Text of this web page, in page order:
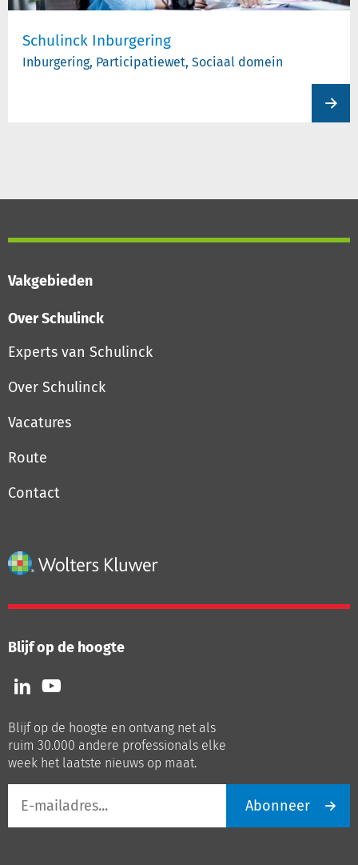
Schulinck Inburgering
Inburgering, Participatiewet, Sociaal domein
Vakgebieden
Over Schulinck
Experts van Schulinck
Over Schulinck
Vacatures
Route
Contact
Blijf op de hoogte
Volg
ons
LinkedIn
Volg
ons
Youtube
Blijf op de hoogte en ontvang net als
ruim 30.000 andere professionals elke
week het laatste nieuws op maat.
mailadres
Abonneer